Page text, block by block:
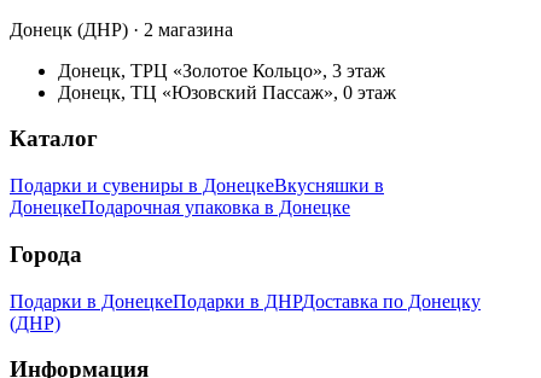
Донецк (ДНР) · 2 магазина
Донецк, ТРЦ «Золотое Кольцо», 3 этаж
Донецк, ТЦ «Юзовский Пассаж», 0 этаж
Каталог
Подарки и сувениры в ДонецкеВкусняшки в
ДонецкеПодарочная упаковка в Донецке
Города
Подарки в ДонецкеПодарки в ДНРДоставка по Донецку
(ДНР)
Информация